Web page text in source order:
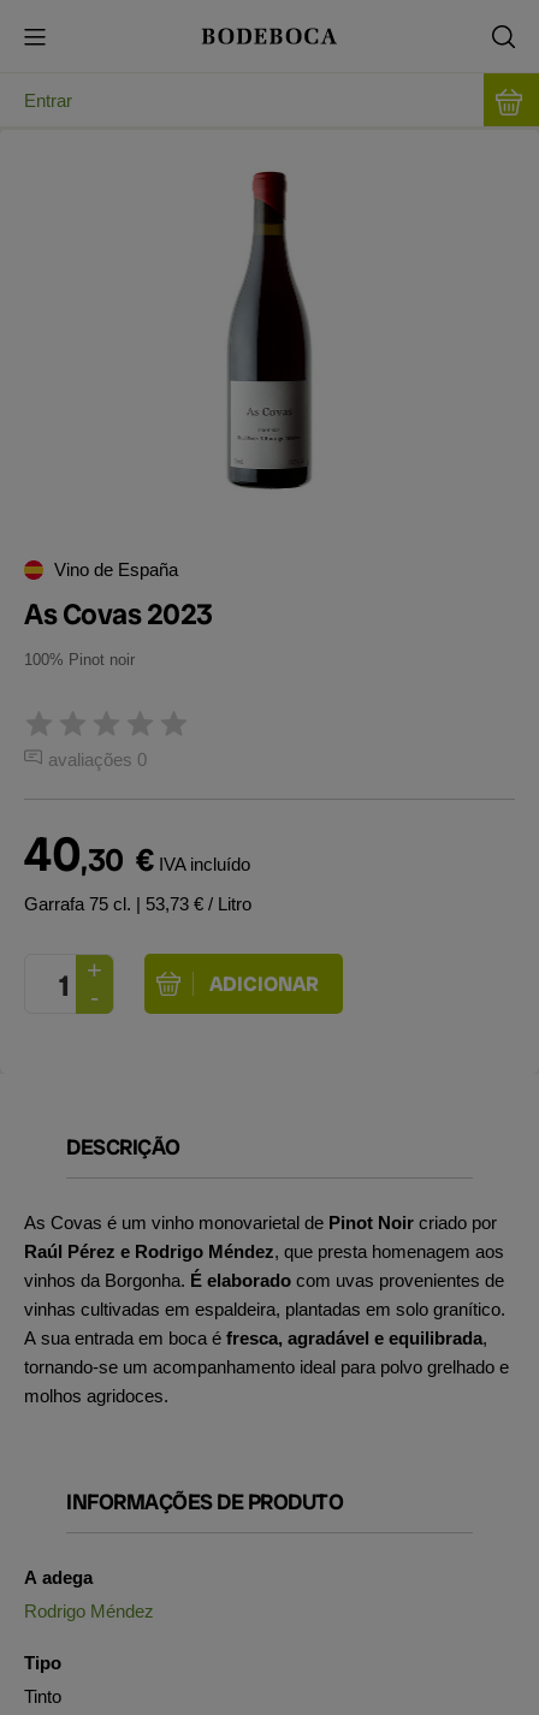
Entrar
Vino de España
As Covas 2023
100% Pinot noir
avaliações 0
40,30 € IVA incluído
Garrafa 75 cl. | 53,73 € / Litro
DESCRIÇÃO
As Covas é um vinho monovarietal de Pinot Noir criado por
Raúl Pérez e Rodrigo Méndez, que presta homenagem aos
vinhos da Borgonha. É elaborado com uvas provenientes de
vinhas cultivadas em espaldeira, plantadas em solo granítico.
A sua entrada em boca é fresca, agradável e equilibrada,
tornando-se um acompanhamento ideal para polvo grelhado e
molhos agridoces.
INFORMAÇÕES DE PRODUTO
A adega
Rodrigo Méndez
Tipo
Tinto